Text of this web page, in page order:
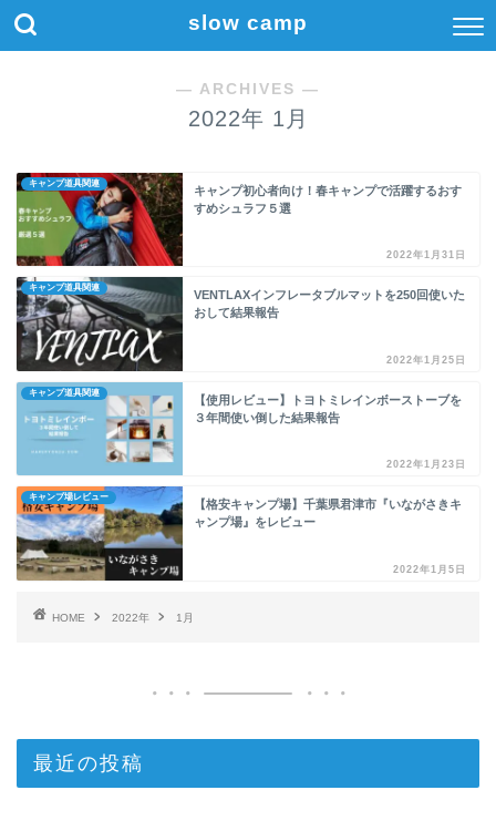
slow camp
― ARCHIVES ―
2022年 1月
キャンプ道具関連
キャンプ初心者向け！春キャンプで活躍するおす
すめシュラフ５選
2022年1月31日
キャンプ道具関連
VENTLAXインフレータブルマットを250回使いた
おして結果報告
2022年1月25日
キャンプ道具関連
【使用レビュー】トヨトミレインボーストーブを
３年間使い倒した結果報告
2022年1月23日
キャンプ場レビュー
【格安キャンプ場】千葉県君津市『いながさきキ
ャンプ場』をレビュー
2022年1月5日
HOME 2022年 1月
最近の投稿